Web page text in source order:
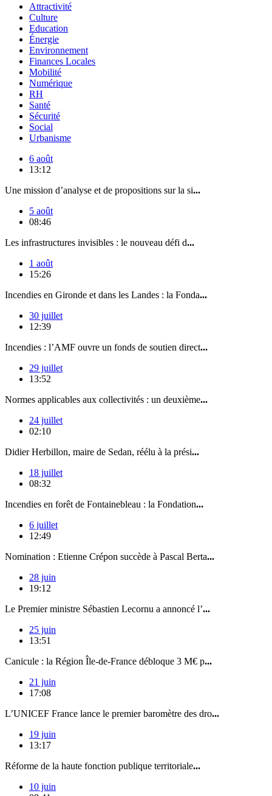
Attractivité
Culture
Education
Énergie
Environnement
Finances Locales
Mobilité
Numérique
RH
Santé
Sécurité
Social
Urbanisme
6 août
13:12
Une mission d’analyse et de propositions sur la si...
5 août
08:46
Les infrastructures invisibles : le nouveau défi d...
1 août
15:26
Incendies en Gironde et dans les Landes : la Fonda...
30 juillet
12:39
Incendies : l’AMF ouvre un fonds de soutien direct...
29 juillet
13:52
Normes applicables aux collectivités : un deuxième...
24 juillet
02:10
Didier Herbillon, maire de Sedan, réélu à la prési...
18 juillet
08:32
Incendies en forêt de Fontainebleau : la Fondation...
6 juillet
12:49
Nomination : Etienne Crépon succède à Pascal Berta...
28 juin
19:12
Le Premier ministre Sébastien Lecornu a annoncé l’...
25 juin
13:51
Canicule : la Région Île-de-France débloque 3 M€ p...
21 juin
17:08
L’UNICEF France lance le premier baromètre des dro...
19 juin
13:17
Réforme de la haute fonction publique territoriale...
10 juin